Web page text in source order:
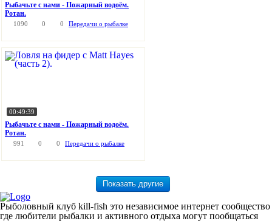
Рыбачьте с нами - Пожарный водоём.
Ротан.
1090 0 0 Передачи о рыбалке
00:49:39
Рыбачьте с нами - Пожарный водоём.
Ротан.
991 0 0 Передачи о рыбалке
Рыболовный клуб kill-fish это независимое интернет сообщество
где любители рыбалки и активного отдыха могут пообщаться